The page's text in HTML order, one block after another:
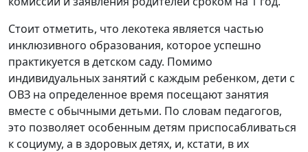
Стоит отметить, что лекотека является частью
инклюзивного образования, которое успешно
практикуется в детском саду. Помимо
индивидуальных занятий с каждым ребенком, дети с
ОВЗ на определенное время посещают занятия
вместе с обычными детьми. По словам педагогов,
это позволяет особенным детям приспосабливаться
к социуму, а в здоровых детях, и, кстати, в их